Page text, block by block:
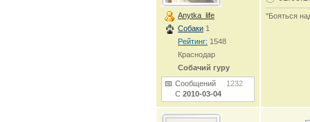
Anytka_life
Собаки 1
Рейтинг: 1548
Краснодар
Собачий гуру
Сообщений 1232
С 2010-03-04
"Бояться